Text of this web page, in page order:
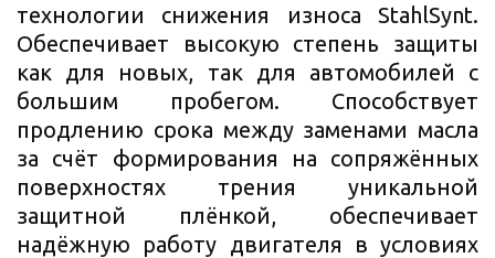
технологии снижения износа StahlSynt.
Обеспечивает высокую степень защиты
как для новых, так для автомобилей с
большим пробегом. Способствует
продлению срока между заменами масла
за счёт формирования на сопряжённых
поверхностях трения уникальной
защитной плёнкой, обеспечивает
надёжную работу двигателя в условиях